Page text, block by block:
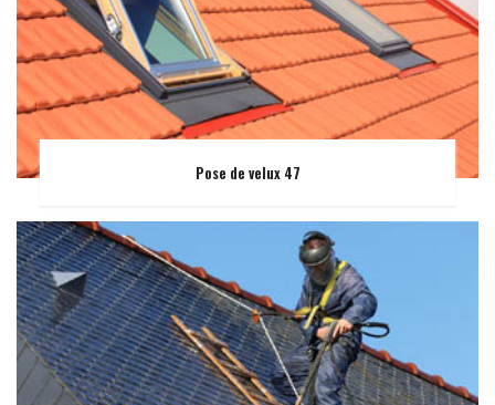
Pose de velux 47